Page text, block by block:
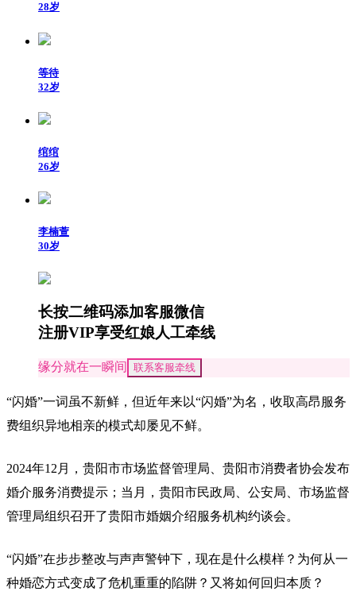
28岁
等待
32岁
绾绾
26岁
李楠萱
30岁
长按二维码添加客服微信
注册VIP享受红娘人工牵线
缘分就在一瞬间 联系客服牵线
“闪婚”一词虽不新鲜，但近年来以“闪婚”为名，收取高昂服务
费组织异地相亲的模式却屡见不鲜。
2024年12月，贵阳市市场监督管理局、贵阳市消费者协会发布
婚介服务消费提示；当月，贵阳市民政局、公安局、市场监督
管理局组织召开了贵阳市婚姻介绍服务机构约谈会。
“闪婚”在步步整改与声声警钟下，现在是什么模样？为何从一
种婚恋方式变成了危机重重的陷阱？又将如何回归本质？